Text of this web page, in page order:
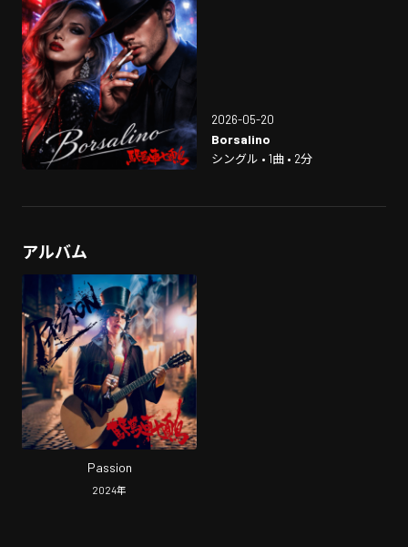
2026-05-20
Borsalino
シングル • 1曲 • 2分
アルバム
Passion
2024年